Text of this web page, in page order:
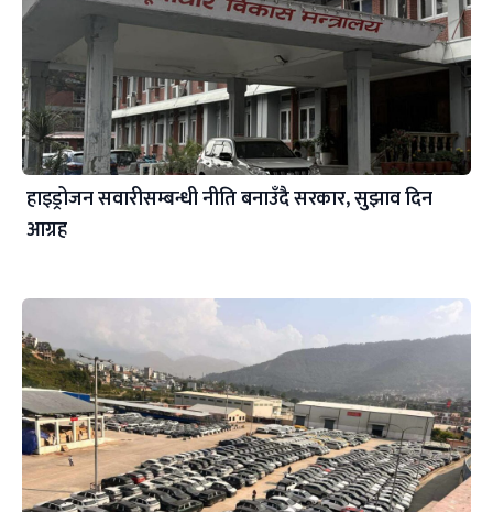
हाइड्रोजन सवारीसम्बन्धी नीति बनाउँदै सरकार, सुझाव दिन
आग्रह